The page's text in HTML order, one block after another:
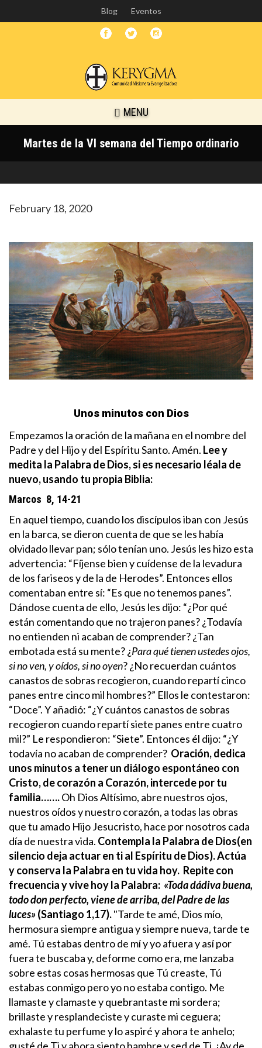
Skip
to
main
Blog Eventos
MENU
Martes de la VI semana del Tiempo ordinario
February 18, 2020
Unos minutos con Dios
Empezamos la oración de la mañana en el nombre del
Padre y del Hijo y del Espíritu Santo. Amén. Lee y
medita la Palabra de Dios, si es necesario léala de
nuevo, usando tu propia Biblia:
Marcos 8, 14-21
En aquel tiempo, cuando los discípulos iban con Jesús
en la barca, se dieron cuenta de que se les había
olvidado llevar pan; sólo tenían uno. Jesús les hizo esta
advertencia: “Fíjense bien y cuídense de la levadura
de los fariseos y de la de Herodes”. Entonces ellos
comentaban entre sí: “Es que no tenemos panes”.
Dándose cuenta de ello, Jesús les dijo: “¿Por qué
están comentando que no trajeron panes? ¿Todavía
no entienden ni acaban de comprender? ¿Tan
embotada está su mente? ¿Para qué tienen ustedes ojos,
si no ven, y oídos, si no oyen? ¿No recuerdan cuántos
canastos de sobras recogieron, cuando repartí cinco
panes entre cinco mil hombres?” Ellos le contestaron:
“Doce”. Y añadió: “¿Y cuántos canastos de sobras
recogieron cuando repartí siete panes entre cuatro
mil?” Le respondieron: “Siete”. Entonces él dijo: “¿Y
todavía no acaban de comprender? Oración, dedica
unos minutos a tener un diálogo espontáneo con
Cristo, de corazón a Corazón, intercede por tu
familia…….Oh Dios Altísimo, abre nuestros ojos,
nuestros oídos y nuestro corazón, a todas las obras
que tu amado Hijo Jesucristo, hace por nosotros cada
día de nuestra vida. Contempla la Palabra de Dios(en
silencio deja actuar en ti al Espíritu de Dios). Actúa
y conserva la Palabra en tu vida hoy. Repite con
frecuencia y vive hoy la Palabra: «Toda dádiva buena,
todo don perfecto, viene de arriba, del Padre de las
luces»(Santiago 1,17)."Tarde te amé, Dios mío,
hermosura siempre antigua y siempre nueva, tarde te
amé. Tú estabas dentro de mí y yo afuera y así por
fuera te buscaba y, deforme como era, me lanzaba
sobre estas cosas hermosas que Tú creaste, Tú
estabas conmigo pero yo no estaba contigo. Me
llamaste y clamaste y quebrantaste mi sordera;
brillaste y resplandeciste y curaste mi ceguera;
exhalaste tu perfume y lo aspiré y ahora te anhelo;